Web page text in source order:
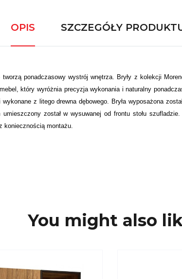
OPIS SZCZEGÓŁY
ponadczasowy wystrój wnętrza. Bryły z kolekcji
który wyróżnia precyzja wykonania i naturalny
z litego drewna dębowego. Bryła wyposażona
został w wysuwanej od frontu stołu
koniecznością montażu.
You might also